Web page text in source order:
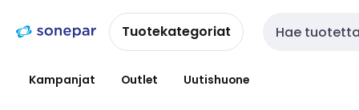
navigointiinsisältöönTuotekategoriat Haku
Kampanjat Outlet Uutishuone